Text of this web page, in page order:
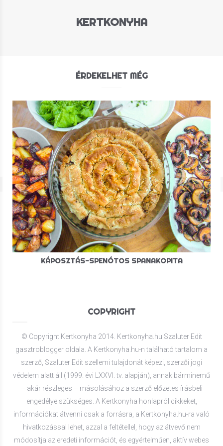
KERTKONYHA
ÉRDEKELHET MÉG
KÁPOSZTÁS-SPENÓTOS SPANAKOPITA
COPYRIGHT
© Copyright Kertkonyha 2014. Kertkonyha.hu Szaluter Edit
gasztroblogger oldala. A Kertkonyha.hu-n található tartalom a
szerző, Szaluter Edit szellemi tulajdonát képezi, szerzői jogi
védelem alatt áll (1999. évi LXXVI. tv. alapján), annak bárminemű
– akár részleges – másolásához a szerző előzetes írásbeli
engedélye szükséges. A Kertkonyha honlapról cikkeket,
információkat átvenni csak a forrásra, a Kertkonyha.hu-ra való
hivatkozással lehet, azzal a feltétellel, hogy az átvevő nem
módosítja az eredeti információt, és egyértelműen, aktív webes